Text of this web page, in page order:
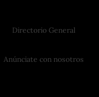
Directorio General
Anúnciate con nosotros